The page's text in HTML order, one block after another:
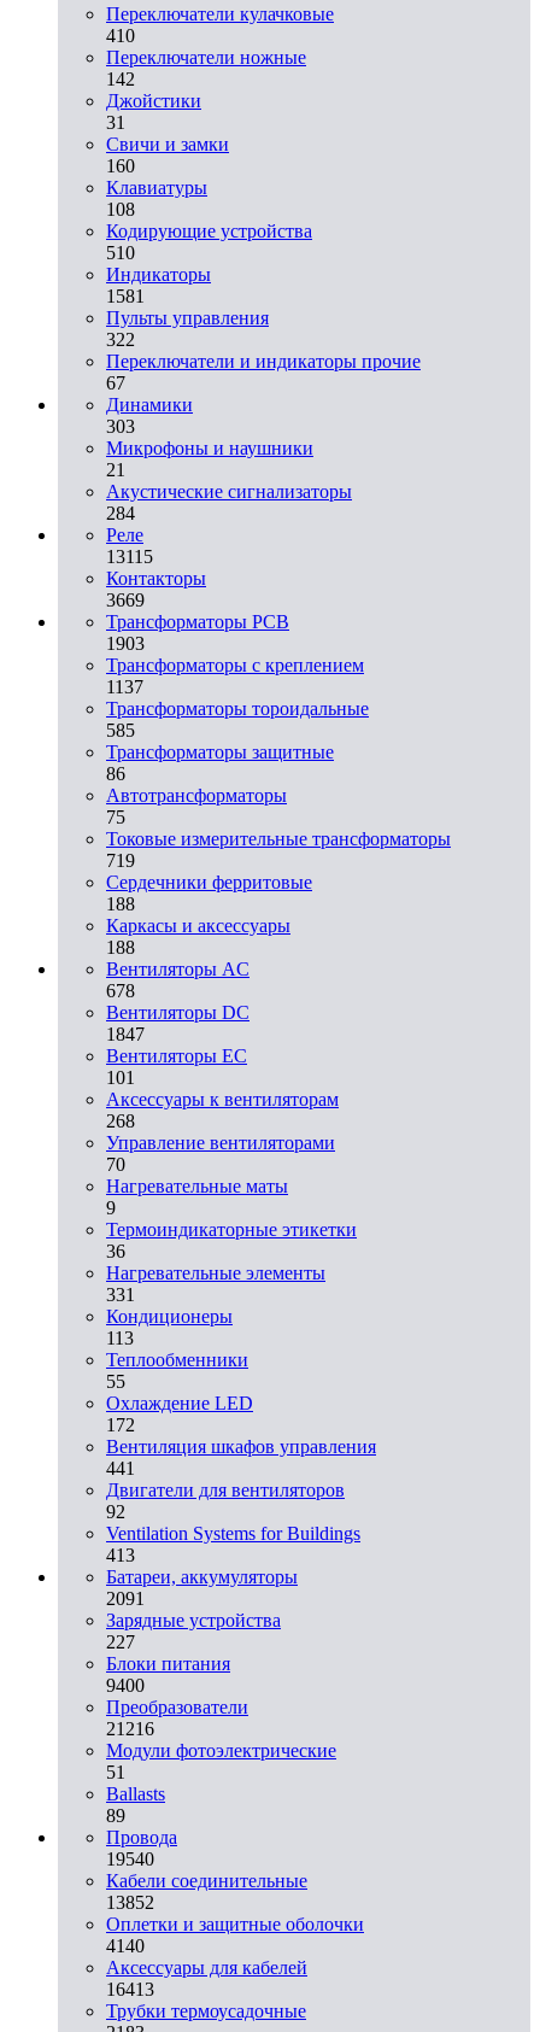
Переключатели кулачковые
410
Переключатели ножные
142
Джойстики
31
Свичи и замки
160
Клавиатуры
108
Кодирующие устройства
510
Индикаторы
1581
Пульты управления
322
Переключатели и индикаторы прочие
67
Динамики
303
Микрофоны и наушники
21
Акустические сигнализаторы
284
Реле
13115
Контакторы
3669
Трансформаторы PCB
1903
Трансформаторы с креплением
1137
Трансформаторы тороидальные
585
Трансформаторы защитные
86
Автотрансформаторы
75
Токовые измерительные трансформаторы
719
Сердечники ферритовые
188
Каркасы и аксессуары
188
Вентиляторы AC
678
Вентиляторы DC
1847
Вентиляторы EC
101
Аксессуары к вентиляторам
268
Управление вентиляторами
70
Нагревательные маты
9
Термоиндикаторные этикетки
36
Нагревательные элементы
331
Кондиционеры
113
Теплообменники
55
Охлаждение LED
172
Вентиляция шкафов управления
441
Двигатели для вентиляторов
92
Ventilation Systems for Buildings
413
Батареи, аккумуляторы
2091
Зарядные устройства
227
Блоки питания
9400
Преобразователи
21216
Модули фотоэлектрические
51
Ballasts
89
Провода
19540
Кабели соединительные
13852
Оплетки и защитные оболочки
4140
Аксессуары для кабелей
16413
Трубки термоусадочные